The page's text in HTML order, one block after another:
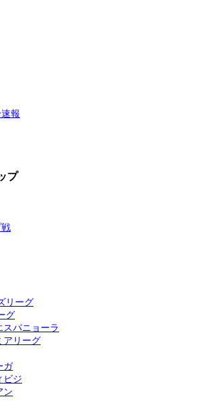
報
プ
リーグ
グ
スパニョーラ
アリーグ
ガ
ビジ
ン